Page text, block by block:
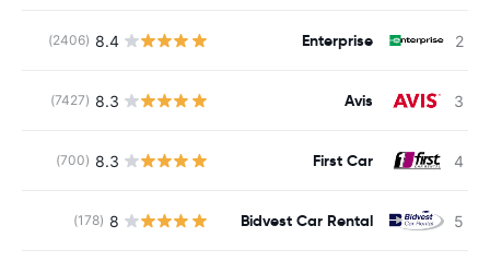
Enterprise
8.4
(2406)
Avis
8.3
(7427)
First Car
8.3
(700)
Bidvest Car Rental
8
(178)